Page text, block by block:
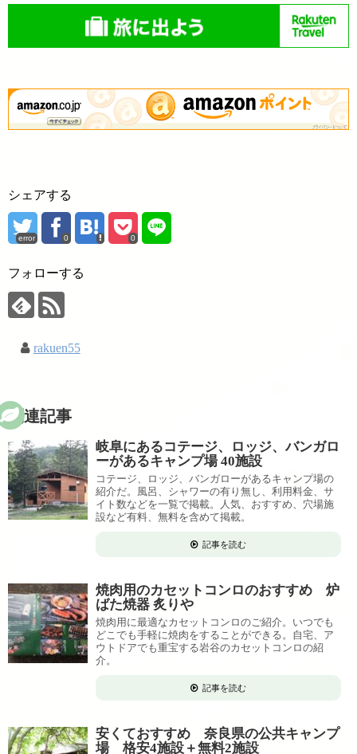
シェアする
error 0 0
フォローする
rakuen55
関連記事
岐阜にあるコテージ、ロッジ、バンガロ
ーがあるキャンプ場 40施設
コテージ、ロッジ、バンガローがあるキャンプ場の
紹介だ。風呂、シャワーの有り無し、利用料金、サ
イト数などを一覧で掲載。人気、おすすめ、穴場施
設など有料、無料を含めて掲載。
記事を読む
焼肉用のカセットコンロのおすすめ 炉
ばた焼器 炙りや
焼肉用に最適なカセットコンロのご紹介。いつでも
どこでも手軽に焼肉をすることができる。自宅、ア
ウトドアでも重宝する岩谷のカセットコンロの紹
介。
記事を読む
安くておすすめ 奈良県の公共キャンプ
場 格安4施設＋無料2施設